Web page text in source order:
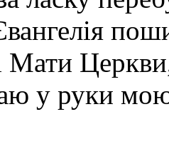
Мати
у руки